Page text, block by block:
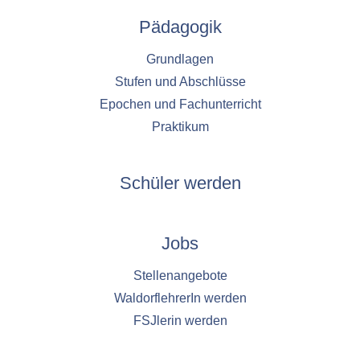
Pädagogik
Grundlagen
Stufen und Abschlüsse
Epochen und Fachunterricht
Praktikum
Schüler werden
Jobs
Stellenangebote
WaldorflehrerIn werden
FSJlerin werden